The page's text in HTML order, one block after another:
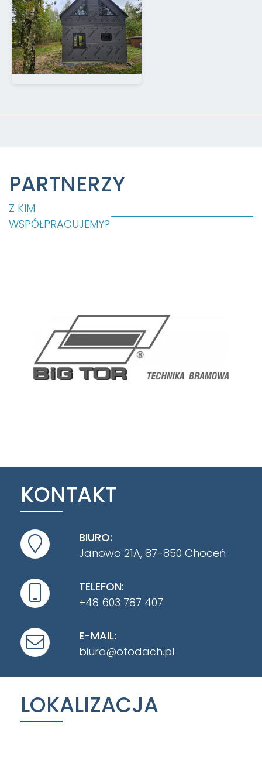
PARTNERZY
Z KIM
WSPÓŁPRACUJEMY?
KONTAKT
BIURO:
Janowo 21A, 87-850 Choceń
TELEFON:
+48 603 787 407
E-MAIL:
biuro@otodach.pl
LOKALIZACJA